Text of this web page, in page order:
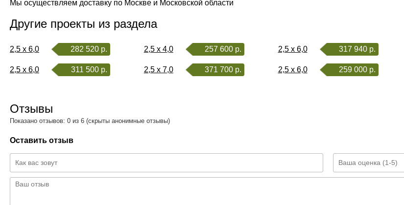
Мы осуществляем доставку по Москве и Московской области
Другие проекты из раздела
2,5 x 6,0 282 520 р. 2,5 x 4,0 257 600 р. 2,5 x 6,0 317 940 р.
2,5 x 6,0 311 500 р. 2,5 x 7,0 371 700 р. 2,5 x 6,0 259 000 р.
Отзывы
Показано отзывов: 0 из 6 (скрыты анонимные отзывы)
Оставить отзыв